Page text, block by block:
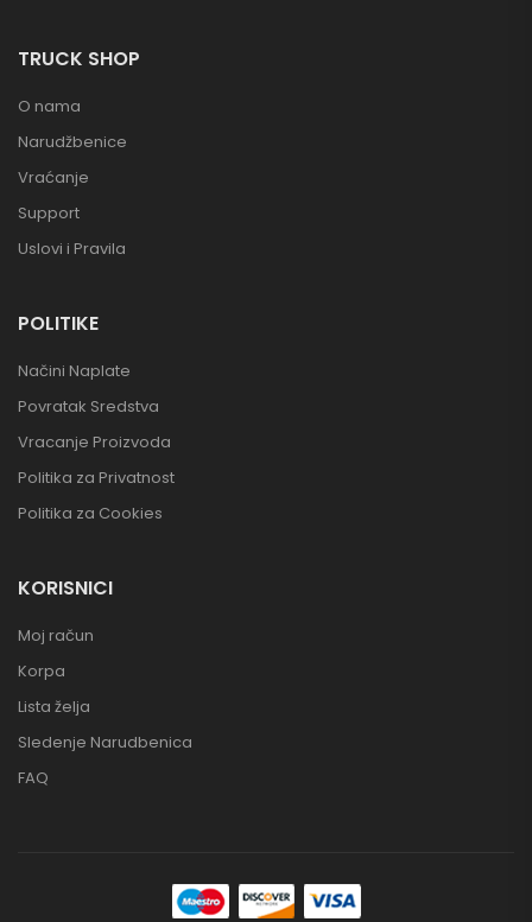
TRUCK SHOP
O nama
Narudžbenice
Vraćanje
Support
Uslovi i Pravila
POLITIKE
Načini Naplate
Povratak Sredstva
Vracanje Proizvoda
Politika za Privatnost
Politika za Cookies
KORISNICI
Moj račun
Korpa
Lista želja
Sledenje Narudbenica
FAQ